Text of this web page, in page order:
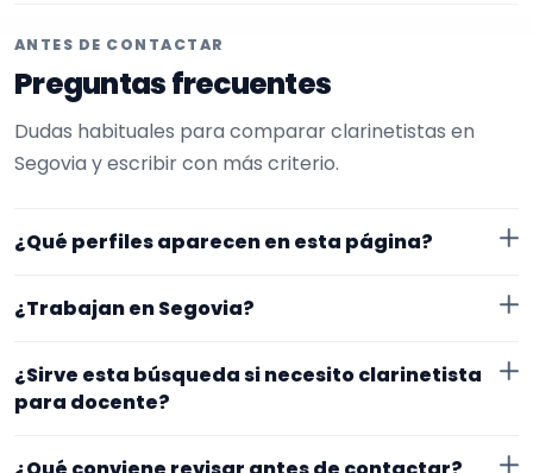
ANTES DE CONTACTAR
Preguntas frecuentes
Dudas habituales para comparar clarinetistas en
Segovia y escribir con más criterio.
¿Qué perfiles aparecen en esta página?
EncuentraMúsico. La selección está filtrada por
experiencia o disponibilidad para docente. Además, la
página se centra en perfiles que trabajan en Segovia.
¿Trabajan en Segovia?
en Segovia. Aun así, conviene confirmar lugar exacto,
cerrar nada.
¿Sirve esta búsqueda si necesito clarinetista
para docente?